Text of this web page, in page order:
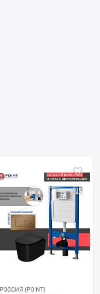
РОССИЯ (POINT)